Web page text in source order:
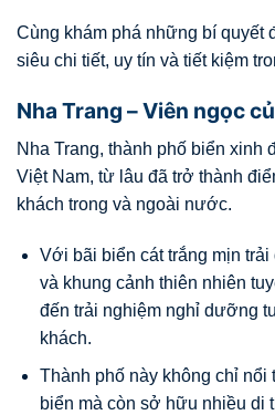
Cùng khám phá những bí quyết
siêu chi tiết, uy tín và tiết kiệm
Nha Trang – Viên ngọc
Nha Trang, thành phố biển xinh
Việt Nam, từ lâu đã trở thành
khách trong và ngoài nước.
Với bãi biển cát trắng mịn
và khung cảnh thiên nhiên
đến trải nghiệm nghỉ dưỡng
khách.
Thành phố này không chỉ nổi
biển mà còn sở hữu nhiều di